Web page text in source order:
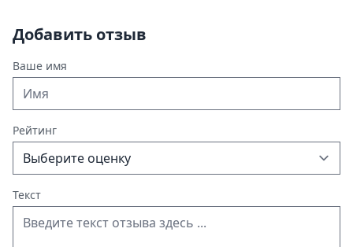
Добавить отзыв
Ваше имя
Рейтинг
Текст